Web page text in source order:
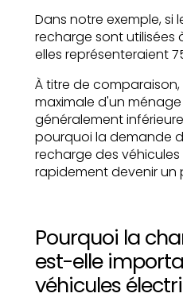
Dans notre exemple, si
recharge sont utilisées
elles représenteraient
À titre de
maximale d'un
généralement
pourquoi la demande
recharge des
rapidement devenir un
Pourquoi la
est-elle
véhicules